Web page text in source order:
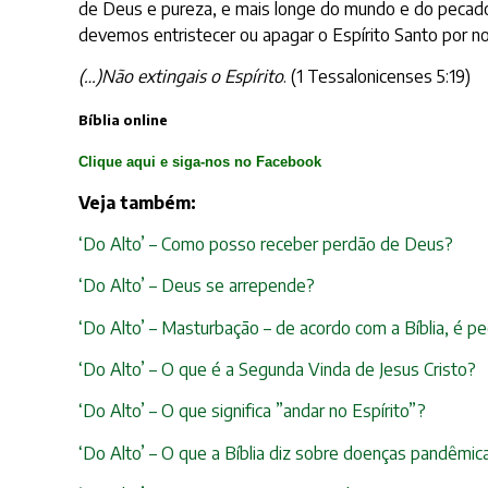
de Deus e pureza, e mais longe do mundo e do
devemos entristecer ou apagar o Espírito Santo por
(…)Não extingais o Espírito. (1 Tessalonicenses 5:19)
Bíblia online
Clique aqui e siga-nos no Facebook
Veja também:
‘Do Alto’ – Como posso receber perdão de Deus?
‘Do Alto’ – Deus se arrepende?
‘Do Alto’ – Masturbação – de acordo com a Bíblia, é
‘Do Alto’ – O que é a Segunda Vinda de Jesus Cristo?
‘Do Alto’ – O que significa ”andar no Espírito”?
‘Do Alto’ – O que a Bíblia diz sobre doenças